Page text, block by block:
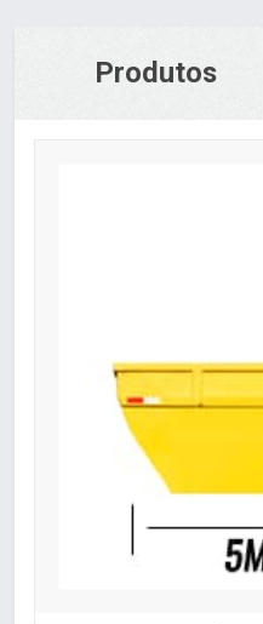
Produtos